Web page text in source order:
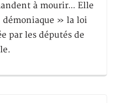
à mourir… Elle
» la loi
par les députés de